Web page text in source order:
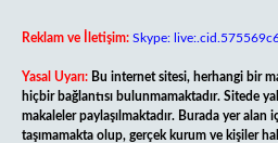
Reklam ve İletişim: Skype:
Yasal Uyarı: Bu internet sitesi, herhangi bir
hiçbir bağlantısı bulunmamaktadır. Sitede
makaleler paylaşılmaktadır. Burada yer alan
taşımamakta olup, gerçek kurum ve kişiler